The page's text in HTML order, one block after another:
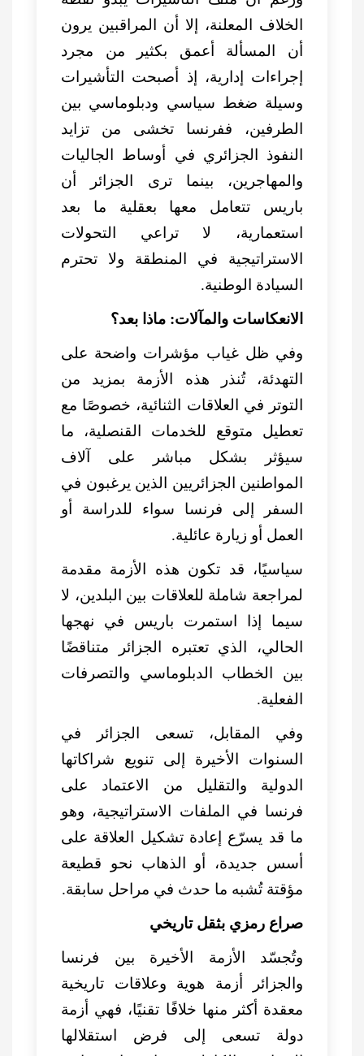
الخلاف المعلنة، إلا أن المراقبين يرون
أن المسألة أعمق بكثير من مجرد
إجراءات إدارية، إذ أصبحت التأشيرات
وسيلة ضغط سياسي ودبلوماسي بين
الطرفين، ففرنسا تخشى من تزايد
النفوذ الجزائري في أوساط الجاليات
والمهاجرين، بينما ترى الجزائر أن
باريس تتعامل معها بعقلية ما بعد
استعمارية، لا تراعي التحولات
الاستراتيجية في المنطقة ولا تحترم
السيادة الوطنية.
الانعكاسات والمآلات: ماذا بعد؟
وفي ظل غياب مؤشرات واضحة على
التهدئة، تُنذر هذه الأزمة بمزيد من
التوتر في العلاقات الثنائية، خصوصًا مع
تعطيل متوقع للخدمات القنصلية، ما
سيؤثر بشكل مباشر على آلاف
المواطنين الجزائريين الذين يرغبون في
السفر إلى فرنسا سواء للدراسة أو
العمل أو زيارة عائلية.
سياسيًا، قد تكون هذه الأزمة مقدمة
لمراجعة شاملة للعلاقات بين البلدين، لا
سيما إذا استمرت باريس في نهجها
الحالي، الذي تعتبره الجزائر متناقضًا
بين الخطاب الدبلوماسي والتصرفات
الفعلية.
وفي المقابل، تسعى الجزائر في
السنوات الأخيرة إلى تنويع شراكاتها
الدولية والتقليل من الاعتماد على
فرنسا في الملفات الاستراتيجية، وهو
ما قد يسرّع إعادة تشكيل العلاقة على
أسس جديدة، أو الذهاب نحو قطيعة
مؤقتة تُشبه ما حدث في مراحل سابقة.
صراع رمزي بثقل تاريخي
وتُجسّد الأزمة الأخيرة بين فرنسا
والجزائر أزمة هوية وعلاقات تاريخية
معقدة أكثر منها خلافًا تقنيًا، فهي أزمة
دولة تسعى إلى فرض استقلالها